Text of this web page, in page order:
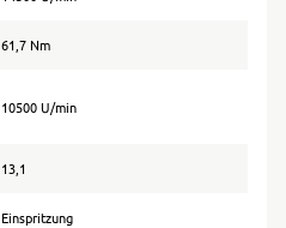
61,7 Nm
10500 U/min
13,1
Einspritzung